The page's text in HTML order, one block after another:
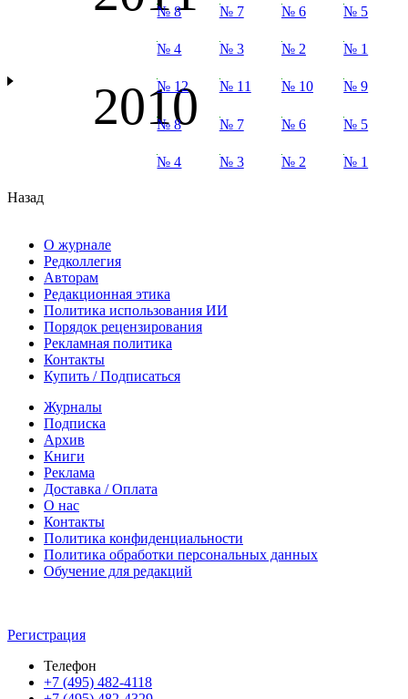
№ 8 № 7 № 6 № 5
№ 4 № 3 № 2 № 1
2010
№ 12 № 11 № 10 № 9
№ 8 № 7 № 6 № 5
№ 4 № 3 № 2 № 1
Назад
О журнале
Редколлегия
Авторам
Редакционная этика
Политика использования ИИ
Порядок рецензирования
Рекламная политика
Контакты
Купить / Подписаться
Журналы
Подписка
Архив
Книги
Реклама
Доставка / Оплата
О нас
Контакты
Политика конфиденциальности
Политика обработки персональных данных
Обучение для редакций
Регистрация
Телефон
+7 (495) 482-4118